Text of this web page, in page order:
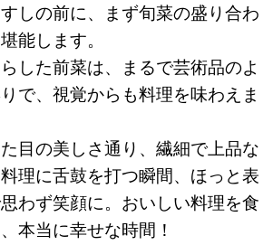
しの前に、まず旬菜の盛り合わ
能します。
した前菜は、まるで芸術品のよ
で、視覚からも料理を味わえま
目の美しさ通り、繊細で上品な
理に舌鼓を打つ瞬間、ほっと表
わず笑顔に。おいしい料理を食
本当に幸せな時間！